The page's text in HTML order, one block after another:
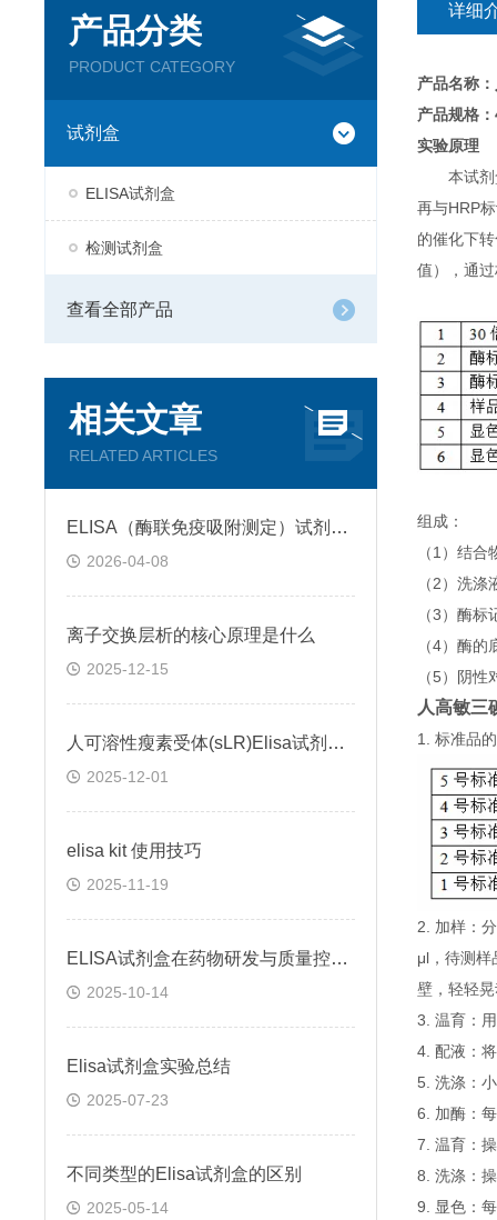
产品分类
PRODUCT CATEGORY
试剂盒
ELISA试剂盒
检测试剂盒
查看全部产品
相关文章
RELATED ARTICLES
ELISA（酶联免疫吸附测定）试剂盒原理类型检测方法
2026-04-08
离子交换层析的核心原理是什么
2025-12-15
人可溶性瘦素受体(sLR)Elisa试剂盒可溶性受体的作用
2025-12-01
elisa kit 使用技巧
2025-11-19
ELISA试剂盒在药物研发与质量控制中的应用实践
2025-10-14
Elisa试剂盒实验总结
2025-07-23
不同类型的Elisa试剂盒的区别
2025-05-14
详细
产品名称：
产品规格
实验原理
本试
再与HRP
的催化下
值），通
组成：
（1）结
（2）洗
（3）酶
（4）酶的
（5）阴
人高敏三
1. 标准品
2. 加样：
μl，待测样
壁，轻轻
3. 温育：
4. 配液：
5. 洗涤：
6. 加酶：
7. 温育：
8. 洗涤：
9. 显色：